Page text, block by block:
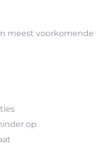
meest voorkomende
op